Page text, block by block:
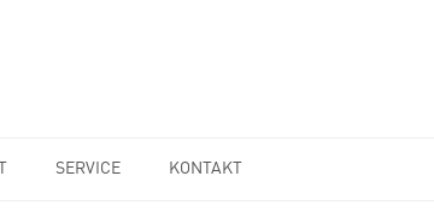
SERVICE KONTAKT